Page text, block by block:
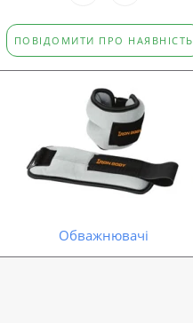
ПОВІДОМИТИ ПРО НАЯВНІСТЬ
Обважнювачі